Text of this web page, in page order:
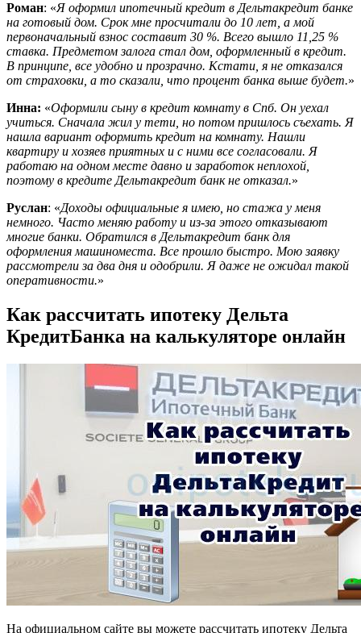
Роман: «Я оформил ипотечный кредит в Дельтакредит банке
на готовый дом. Срок мне просчитали до 10 лет, а мой
первоначальный взнос составит 30 %. Всего вышло 11,25 %
ставка. Предметом залога стал дом, оформленный в кредит.
В принципе, все удобно и прозрачно. Кстати, я не отказался
от страховки, а то сказали, что процент банка выше будет.»
Инна: «Оформили сыну в кредит комнату в Спб. Он уехал
учиться. Сначала жил у тети, но потом пришлось съехать. Я
нашла вариант оформить кредит на комнату. Нашли
квартиру и хозяев приятных и с ними все согласовали. Я
работаю на одном месте давно и заработок неплохой,
поэтому в кредите Дельтакредит банк не отказал.»
Руслан: «Доходы официальные я имею, но стажа у меня
немного. Часто меняю работу и из-за этого отказывают
многие банки. Обратился в Дельтакредит банк для
оформления машиноместа. Все прошло быстро. Мою заявку
рассмотрели за два дня и одобрили. Я даже не ожидал такой
оперативности.»
Как рассчитать ипотеку Дельта
КредитБанка на калькуляторе онлайн
На официальном сайте вы можете рассчитать ипотеку Дельта